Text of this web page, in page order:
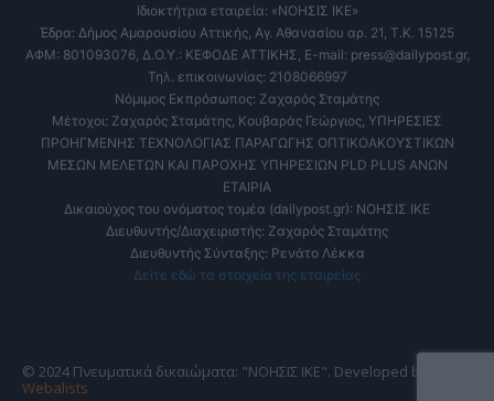
Ιδιοκτήτρια εταιρεία: «ΝΟΗΣΙΣ ΙΚΕ»
Έδρα: Δήμος Αμαρουσίου Αττικής, Αγ. Αθανασίου αρ. 21, Τ.Κ. 15125
ΑΦΜ: 801093076, Δ.Ο.Υ.: ΚΕΦΟΔΕ ΑΤΤΙΚΗΣ, E-mail: press@dailypost.gr,
Τηλ. επικοινωνίας: 2108066997
Νόμιμος Εκπρόσωπος: Ζαχαρός Σταμάτης
Μέτοχοι: Ζαχαρός Σταμάτης, Κουβαράς Γεώργιος, ΥΠΗΡΕΣΙΕΣ
ΠΡΟΗΓΜΕΝΗΣ ΤΕΧΝΟΛΟΓΙΑΣ ΠΑΡΑΓΩΓΗΣ ΟΠΤΙΚΟΑΚΟΥΣΤΙΚΩΝ
ΜΕΣΩΝ ΜΕΛΕΤΩΝ ΚΑΙ ΠΑΡΟΧΗΣ ΥΠΗΡΕΣΙΩΝ PLD PLUS ΑΝΩΝ
ΕΤΑΙΡΙΑ
Δικαιούχος του ονόματος τομέα (dailypost.gr): ΝΟΗΣΙΣ ΙΚΕ
Διευθυντής/Διαχειριστής: Ζαχαρός Σταμάτης
Διευθυντής Σύνταξης: Ρενάτο Λέκκα
Δείτε εδώ τα στοιχεία της εταιρείας
© 2024 Πνευματικά δικαιώματα: "ΝΟΗΣΙΣ ΙΚΕ". Developed by
Webalists